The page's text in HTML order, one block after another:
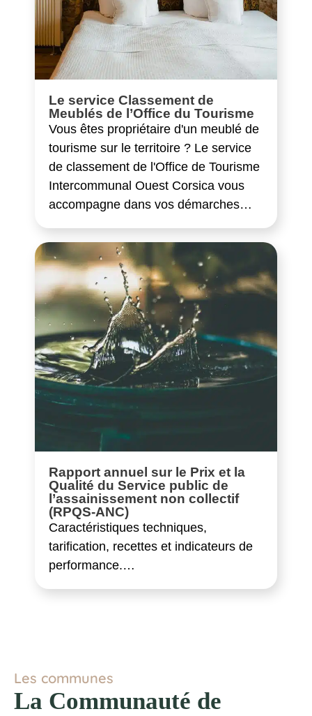
Le service Classement de
Meublés de l’Office du Tourisme
Vous êtes propriétaire d'un meublé de
tourisme sur le territoire ? Le service
de classement de l'Office de Tourisme
Intercommunal Ouest Corsica vous
accompagne dans vos démarches…
Rapport annuel sur le Prix et la
Qualité du Service public de
l’assainissement non collectif
(RPQS-ANC)
Caractéristiques techniques,
tarification, recettes et indicateurs de
performance.…
Les communes
La Communauté de